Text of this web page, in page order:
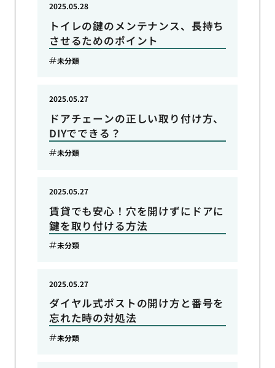
トイレの鍵のメンテナンス、長持ち
させるためのポイント
2025.05.28
未分類
ドアチェーンの正しい取り付け方、
DIYでできる？
2025.05.27
未分類
賃貸でも安心！穴を開けずにドアに
鍵を取り付ける方法
2025.05.27
未分類
ダイヤル式ポストの開け方と番号を
忘れた時の対処法
2025.05.27
未分類